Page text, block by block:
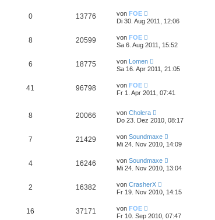
0 13776 von FOE
Di 30. Aug 2011, 12:06
8 20599 von FOE
Sa 6. Aug 2011, 15:52
6 18775 von
Lomen
Sa 16. Apr 2011, 21:05
41 96798 von FOE
Fr 1. Apr 2011, 07:41
8 20066 von Cholera
Do 23. Dez 2010, 08:17
7 21429 von Soundmaxe
Mi 24. Nov 2010, 14:09
4 16246 von Soundmaxe
Mi 24. Nov 2010, 13:04
2 16382 von CrasherX
Fr 19. Nov 2010, 14:15
16 37171 von FOE
Fr 10. Sep 2010, 07:47